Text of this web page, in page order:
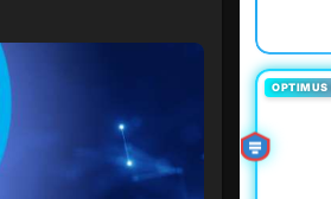
OPTIMUS